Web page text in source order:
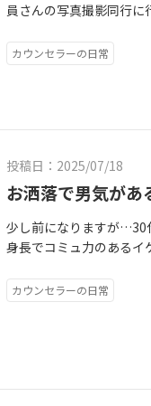
員さんの写真撮影同行
ど、こうやってお問い
に、前を向いて一緒に
に頑張っていきましょう
カウンセラーの日常
投稿日：2025/07/18
お洒落で男気が
少し前になりますが…30
身長でコミュ力のあるイ
い…」と感じて一旦お返
てよかった！（笑）と、
カウンセラーの日常